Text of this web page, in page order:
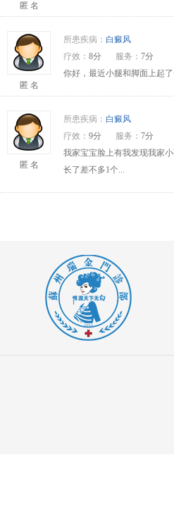
匿 名
匿 名
所患疾病： 白癜风
疗效： 8分 服务： 7分
你好，最近小腿和脚面上起
匿 名
所患疾病： 白癜风
疗效： 9分 服务： 7分
我家宝宝脸上有我发现我家
长了差不多1个...